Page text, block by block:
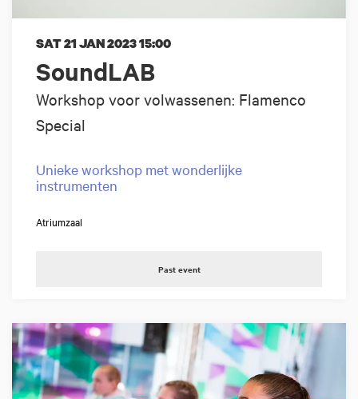
SoundLAB
Workshop voor volwassenen: Flamenco
Special
SAT 21 JAN 202315:00
Unieke workshop met wonderlijke
instrumenten
Atriumzaal
Past event